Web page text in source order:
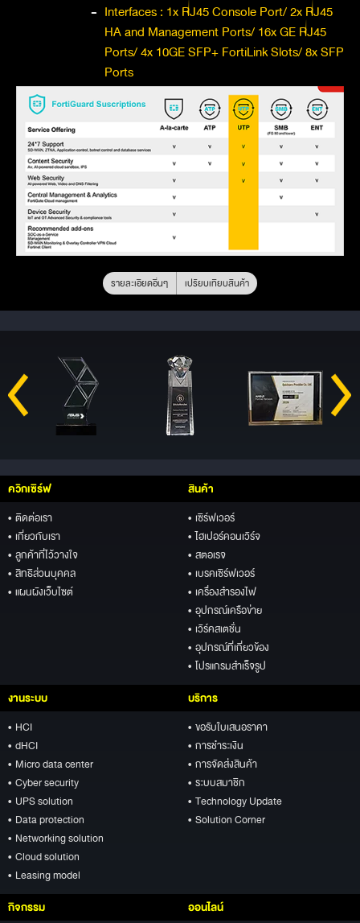
- Interfaces : 1x RJ45 Console Port/ 2x RJ45
HA and Management Ports/ 16x GE RJ45
Ports/ 4x 10GE SFP+ FortiLink Slots/ 8x SFP
Ports
รายละเอียดอื่นๆ เปรียบเทียบสินค้า
ควิกเซิร์ฟ
• ติดต่อเรา
• เกี่ยวกับเรา
• ลูกค้าที่ไว้วางใจ
• สิทธิส่วนบุคคล
• แผนผังเว็บไซต์
สินค้า
• เซิร์ฟเวอร์
• ไฮเปอร์คอนเวิร์จ
• สตอเรจ
• เบรคเซิร์ฟเวอร์
• เครื่องสำรองไฟ
• อุปกรณ์เครือข่าย
• เวิร์คสเตชั่น
• อุปกรณ์ที่เกี่ยวข้อง
• โปรแกรมสำเร็จรูป
งานระบบ
• HCI
• dHCI
• Micro data center
• Cyber security
• UPS solution
• Data protection
• Networking solution
• Cloud solution
• Leasing model
บริการ
• ขอรับใบเสนอราคา
• การชำระเงิน
• การจัดส่งสินค้า
• ระบบสมาชิก
• Technology Update
• Solution Corner
กิจกรรม ออนไลน์